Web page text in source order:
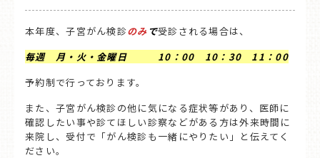
本年度、子宮がん検診のみ で受診される場合は、
毎週 月・火・金曜日 10：00 10：30 11：00
予約制で行っております。
また、子宮がん検診の他に気になる症状等があり、医師に
確認したい事や診てほしい診察などがある方は外来時間に
来院し、受付で「がん検診も一緒にやりたい」と伝えてく
ださい。